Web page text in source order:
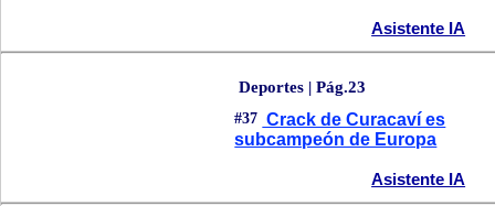
Asistente IA
Deportes | Pág.23
#37 Crack de Curacaví es
subcampeón de Europa
Asistente IA